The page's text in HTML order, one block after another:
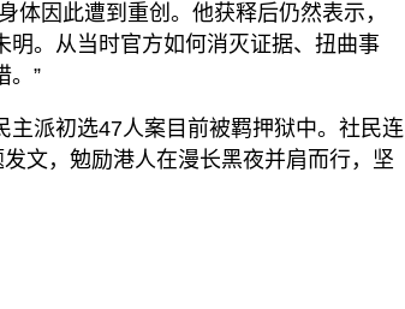
体因此遭到重创。他获释后仍然表示，
。从当时官方如何消灭证据、扭曲事
。”
派初选47人案目前被羁押狱中。社民连
文，勉励港人在漫长黑夜并肩而行，坚